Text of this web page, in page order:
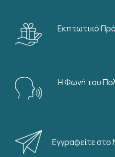
Εκπτωτικό
Η Φωνή του
Εγγραφείτε